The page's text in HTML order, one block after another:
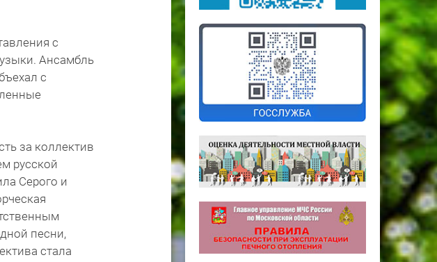
с
Ансамбль
с
за коллектив
русской
Серого и
песни,
стала